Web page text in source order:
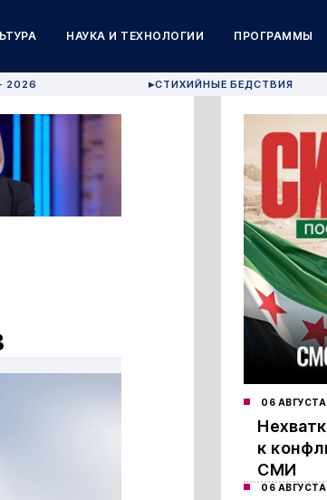
НАУКА И ТЕХНОЛОГИИ ПРОГРАММЫ
2026 ▶СТИХИЙНЫЕ БЕДСТВИЯ
06
к
СМИ
06